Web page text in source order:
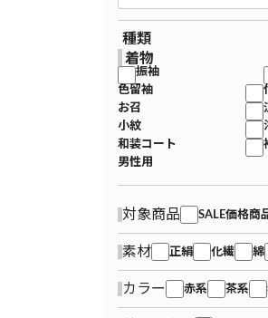
種類
着物
振袖
色留袖
お召
小紋
和装コート
男性用
対象商品 SALE価格商
素材 正絹 化繊 綿
カラー 赤系 茶系